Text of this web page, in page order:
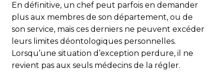
En définitive, un chef peut parfois en demander
plus aux membres de son département, ou de
son service, mais ces derniers ne peuvent excéder
leurs limites déontologiques personnelles.
Lorsqu’une situation d’exception perdure, il ne
revient pas aux seuls médecins de la régler.